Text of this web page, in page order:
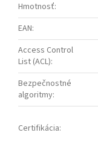
Hmotnosť:
EAN:
Access Control
List (ACL):
Bezpečnostné
algoritmy:
Certifikácia: